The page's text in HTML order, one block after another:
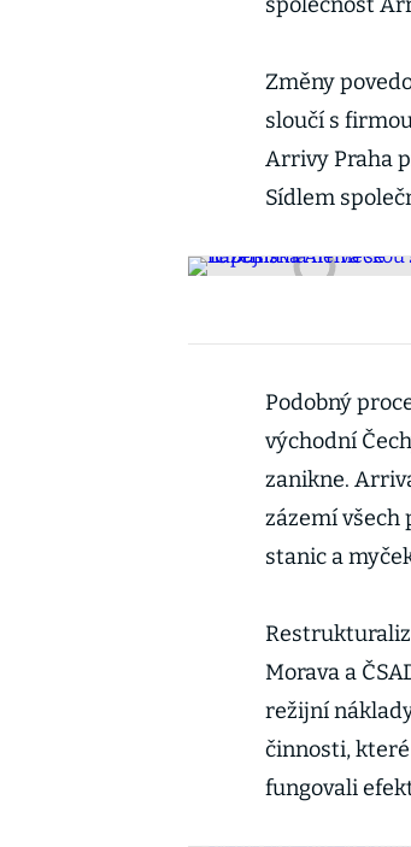
Změny
sloučí s
Arrivy Praha
Sídlem
Podobný
východní
zanikne.
zázemí všech
stanic a
Morava a
režijní
činnosti,
fungovali